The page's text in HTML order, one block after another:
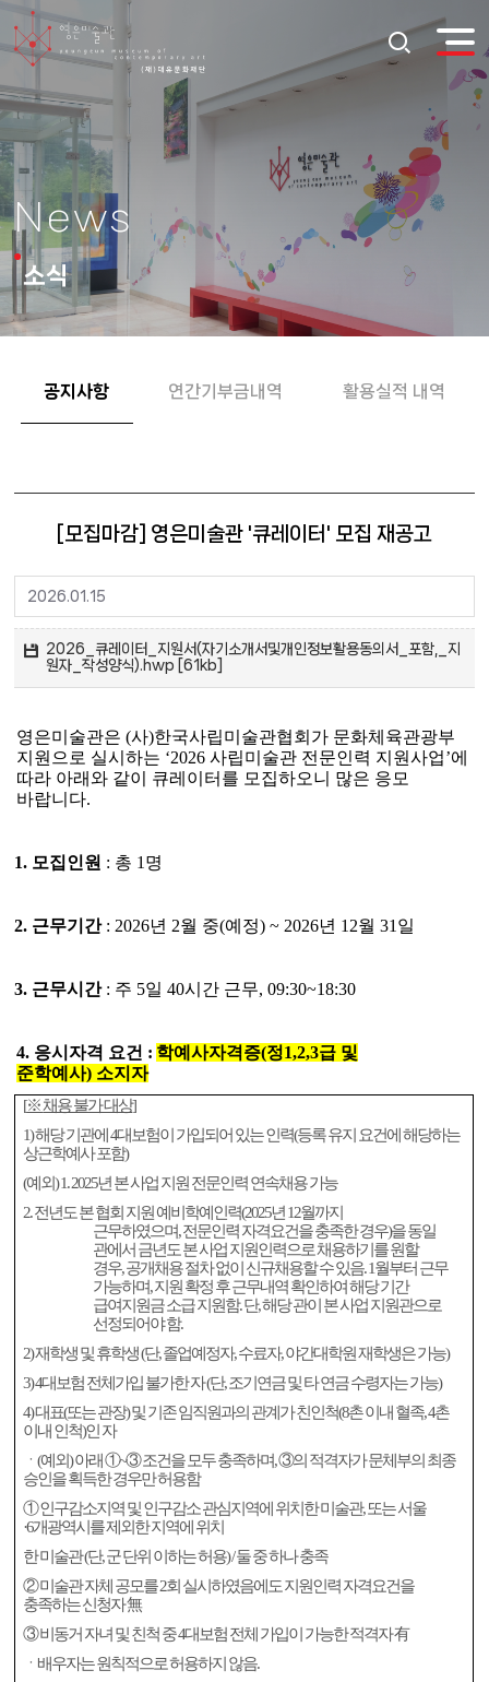
News
소식
공지사항 연간기부금내역 활용실적 내역
[모집마감] 영은미술관 '큐레이터' 모집 재공고
2026.01.15
2026_큐레이터_지원서(자기소개서및개인정보활용동의서_포함,_지
원자_작성양식).hwp [61kb]
영은미술관은(사)한국사립미술관협회가 문화체육관광부
지원으로 실시하는 ‘2026사립미술관 전문인력 지원사업’에
따라 아래와 같이 큐레이터를 모집하오니 많은 응모
바랍니다.
1. 모집인원 : 총 1 명
2. 근무기간 : 2026년 2월 중(예정) ~ 2026년 12월31 일
3. 근무시간 : 주 5일40시간 근무, 09:30~18:30
4. 응시자격 요건 : 학예사자격증(정1,2,3급 및
준학예사) 소지자
[※채용 불가 대상]
1)해당 기관에4대보험이 가입되어 있는 인력(등록 유지 요건에 해당하는
상근학예사 포함)
(예외) 1. 2025년 본 사업 지원 전문인력 연속채용 가능
2.전년도 본 협회 지원 예비학예인력(2025년 12월까지
근무하였으며,전문인력 자격요건을 충족한 경우)을 동일
관에서 금년도 본 사업 지원인력으로 채용하기를 원할
경우,공개채용 절차 없이 신규채용할 수 있음. 1월부터 근무
가능하며,지원 확정 후 근무내역 확인하여 해당 기간
급여지원금 소급 지원함.단,해당 관이 본 사업 지원관으로
선정되어야 함.
2)재학생 및 휴학생(단,졸업예정자,수료자,야간대학원 재학생은 가능)
3) 4대보험 전체가입 불가한 자(단,조기연금 및 타 연금 수령자는 가능)
4)대표(또는 관장)및 기존 임직원과의 관계가 친인척(8촌 이내 혈족, 4촌
이내 인척)인 자
ㆍ(예외)아래①~③조건을 모두 충족하며,③의 적격자가 문체부의 최종
승인을 획득한 경우만 허용함
①인구감소지역 및 인구감소 관심지역에 위치한 미술관,또는 서울
·6개광역시를 제외한 지역에 위치
한 미술관(단,군 단위 이하는 허용) /둘 중 하나 충족
②미술관 자체 공모를2회 실시하였음에도 지원인력 자격요건을
충족하는 신청자無
③비동거 자녀 및 친척 중4대보험 전체 가입이 가능한 적격자有
ㆍ배우자는 원칙적으로 허용하지 않음.